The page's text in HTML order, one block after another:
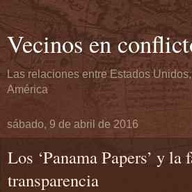
Vecinos en
Las relaciones entre Estados
América
sábado, 9 de abril de 2016
Los ‘Panama Papers’ y la
transparencia